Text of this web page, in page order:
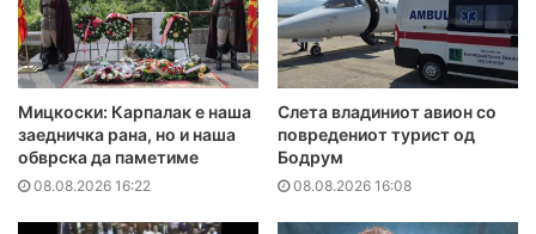
Мицкоски: Карпалак е наша
заедничка рана, но и наша
обврска да паметиме
08.08.2026 16:22
Слета владиниот авион со
повредениот турист од
Бодрум
08.08.2026 16:08